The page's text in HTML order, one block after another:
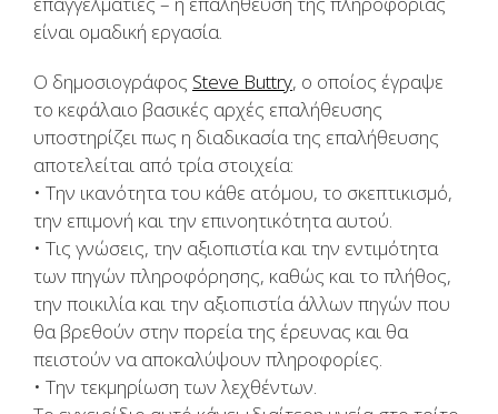
είναι ομαδική εργασία.
Ο δημοσιογράφος Steve Buttry, ο οποίος έγραψε
το κεφάλαιο βασικές αρχές επαλήθευσης
υποστηρίζει πως η διαδικασία της επαλήθευσης
αποτελείται από τρία στοιχεία:
• Την ικανότητα του κάθε ατόμου, το σκεπτικισμό,
την επιμονή και την επινοητικότητα αυτού.
• Τις γνώσεις, την αξιοπιστία και την εντιμότητα
των πηγών πληροφόρησης, καθώς και το πλήθος,
την ποικιλία και την αξιοπιστία άλλων πηγών που
θα βρεθούν στην πορεία της έρευνας και θα
πειστούν να αποκαλύψουν πληροφορίες.
• Την τεκμηρίωση των λεχθέντων.